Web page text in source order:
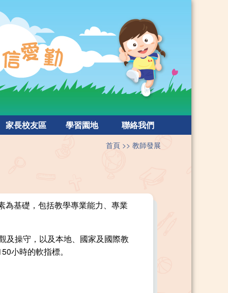
家長校友區 學習園地 聯絡我們
首頁 教師發展
為基礎，包括教學專業能力、專業
及操守，以及本地、國家及國際教
小時的軟指標。